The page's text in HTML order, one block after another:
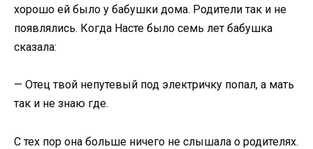
хорошо ей было у бабушки дома. Родители так и не
появлялись. Когда Насте было семь лет бабушка
сказала:
— Отец твой непутевый под электричку попал, а мать
так и не знаю где.
С тех пор она больше ничего не слышала о родителях.